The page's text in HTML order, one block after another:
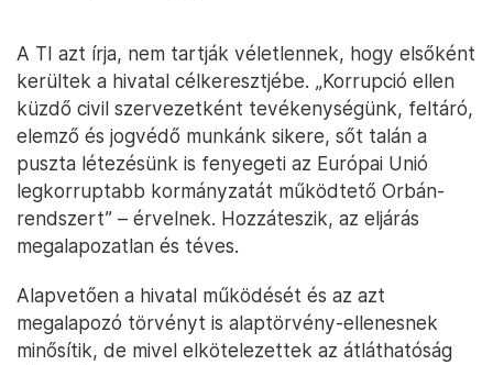
A TI azt írja, nem tartják véletlennek, hogy elsőként
kerültek a hivatal célkeresztjébe. „Korrupció ellen
küzdő civil szervezetként tevékenységünk, feltáró,
elemző és jogvédő munkánk sikere, sőt talán a
puszta létezésünk is fenyegeti az Európai Unió
legkorruptabb kormányzatát működtető Orbán-
rendszert” – érvelnek. Hozzáteszik, az eljárás
megalapozatlan és téves.
Alapvetően a hivatal működését és az azt
megalapozó törvényt is alaptörvény-ellenesnek
minősítik, de mivel elkötelezettek az átláthatóság